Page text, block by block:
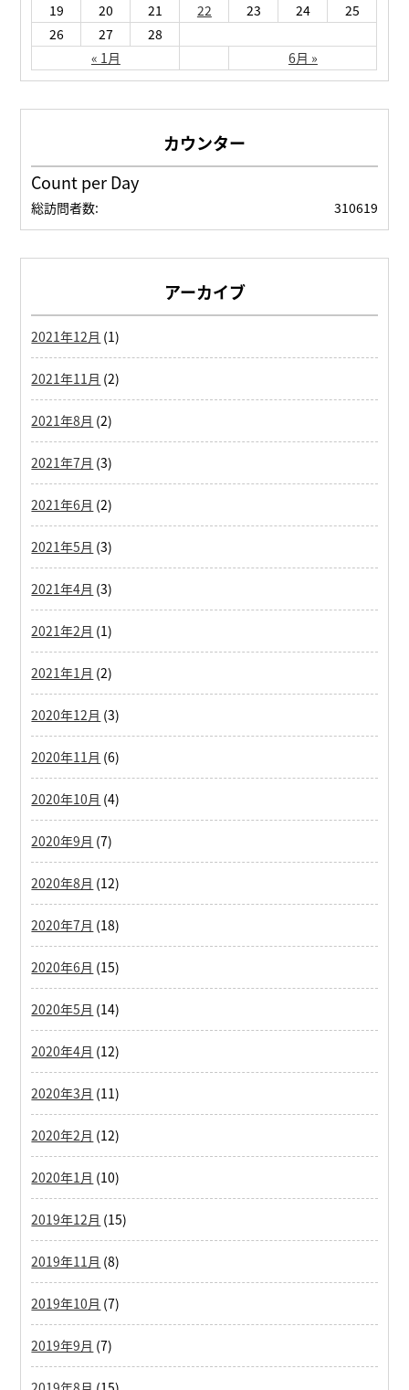
« 1月 6月 »
19 20 21 22 23 24
25
26
27 28
Count per Day
310619
総訪問者数:
アーカイブ
2021年12月 (1)
2021年11月 (2)
2021年8月 (2)
2021年7月 (3)
2021年6月 (2)
2021年5月 (3)
2021年4月 (3)
2021年2月 (1)
2021年1月 (2)
2020年12月 (3)
2020年11月 (6)
2020年10月 (4)
2020年9月 (7)
2020年8月 (12)
2020年7月 (18)
2020年6月 (15)
2020年5月 (14)
2020年4月 (12)
2020年3月 (11)
2020年2月 (12)
2020年1月 (10)
2019年12月 (15)
2019年11月 (8)
2019年10月 (7)
2019年9月 (7)